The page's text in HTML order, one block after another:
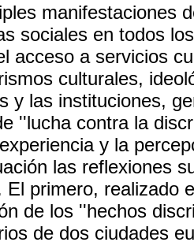
manifestaciones
sociales en todos
acceso a servicios
culturales,
y las instituciones,
''lucha contra la
y la
las reflexiones
El primero, realizado
de los ''hechos
de dos ciudades